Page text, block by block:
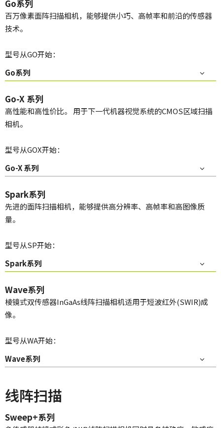
Go系列
百万像素面阵扫描相机，能够提供小巧、高帧率和前沿的传感器
技术。
型号从GO开始：
Go系列
Go-X 系列
高性能和高性价比。 用于下一代机器视觉系统的CMOS区域扫描
相机。
型号从GOX开始：
Go-X 系列
Spark系列
先进的面阵扫描相机，能够提供高分辨率、高帧率和高图像质
量。
型号从SP开始：
Spark系列
Wave系列
棱镜式双传感器InGaAs线阵扫描相机适用于短波红外(SWIR)成
像。
型号从WA开始：
Wave系列
线阵扫描
Sweep+系列